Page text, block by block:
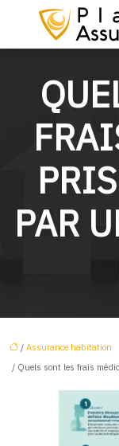
PAR
/ Assurance habitation
/ Quels sont les frais